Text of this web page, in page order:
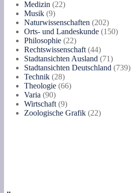
Medizin 2222
Musik 99
Produkte
Naturwissenschaften 202202
Produkte
Orts- und Landeskunde 150150
Philosophie 2222
Produkte
Rechtswissenschaft 4444
Produkte
Stadtansichten Ausland 7171
Produkte
Stadtansichten Deutschland 739739
Technik 2828
Produkte
Theologie 6666
Varia 9090
Produkte
Wirtschaft 99
Produkte
Zoologische Grafik 2222